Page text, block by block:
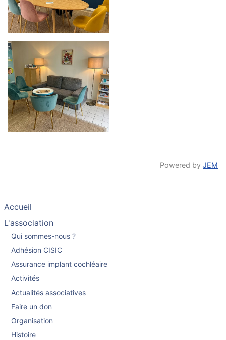
Powered by JEM
Accueil
L'association
Qui sommes-nous ?
Adhésion CISIC
Assurance implant cochléaire
Activités
Actualités associatives
Faire un don
Organisation
Histoire